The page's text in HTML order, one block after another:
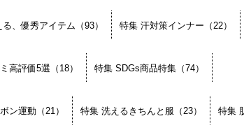
、優秀アイテム（93） 特集 汗対策インナー（22）
高評価5選（18） 特集 SDGs商品特集（74）
ン運動（21） 特集 洗えるきちんと服（23） 特集